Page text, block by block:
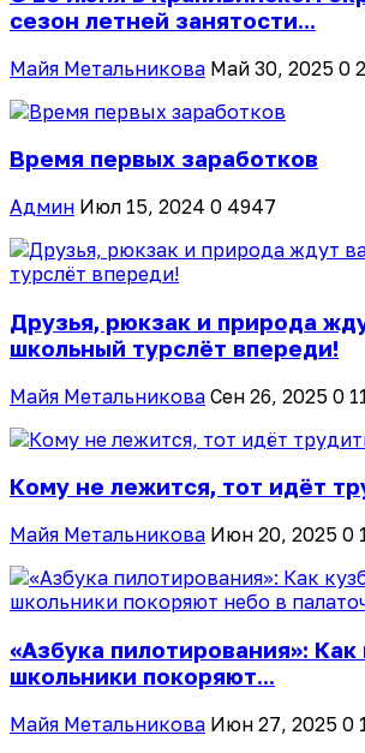
сезон летней занятости...
Майя Метальникова Май 30, 2025 0
Время первых заработков
Админ Июл 15, 2024 0 4947
Друзья, рюкзак и природа
школьный турслёт впереди!
Майя Метальникова Сен 26, 2025 0
Кому не лежится, тот идёт
Майя Метальникова Июн 20, 2025 0
«Азбука пилотирования»: Как
школьники покоряют...
Майя Метальникова Июн 27, 2025 0